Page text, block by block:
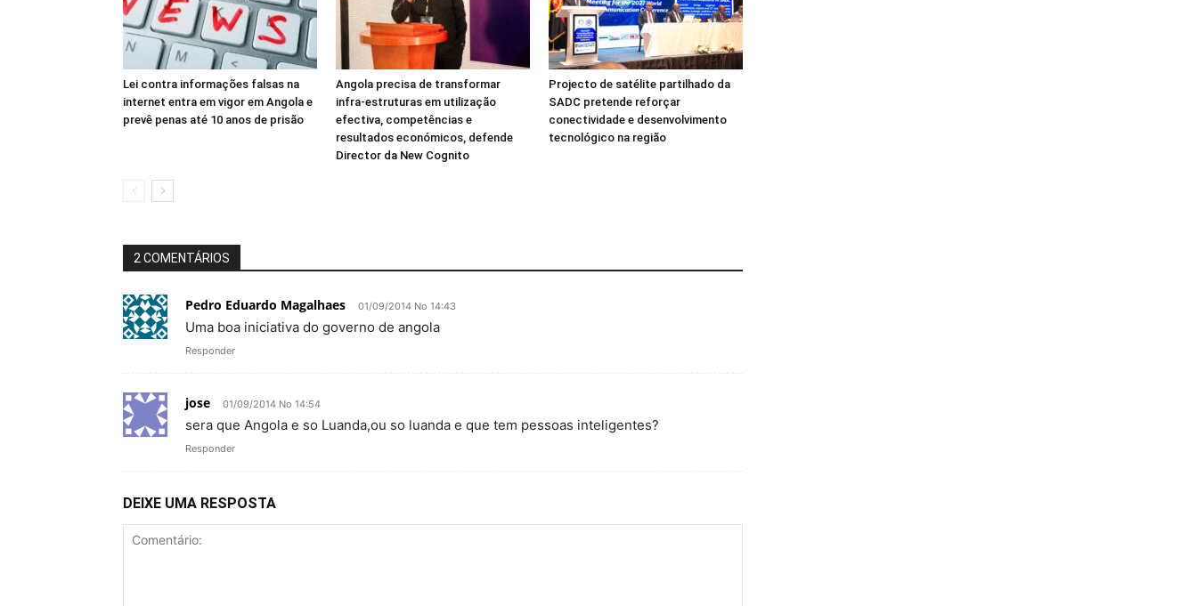
Lei contra informações falsas na
internet entra em vigor em Angola e
prevê penas até 10 anos de prisão
Angola precisa de transformar
infra-estruturas em utilização
efectiva, competências e
resultados económicos, defende
Director da New Cognito
Projecto de satélite partilhado da
SADC pretende reforçar
conectividade e desenvolvimento
tecnológico na região
2 COMENTÁRIOS
Pedro Eduardo Magalhaes 01/09/2014 No 14:43
Uma boa iniciativa do governo de angola
Responder
jose 01/09/2014 No 14:54
sera que Angola e so Luanda,ou so luanda e que tem pessoas inteligentes?
Responder
DEIXE UMA RESPOSTA